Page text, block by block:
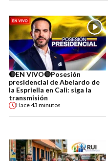
🔴EN VIVO🔴Posesión
presidencial de Abelardo de
la Espriella en Cali: siga la
transmisión
Hace43 minutos